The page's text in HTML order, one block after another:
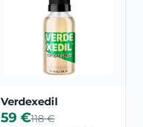
Verdexedil
59 €118 €